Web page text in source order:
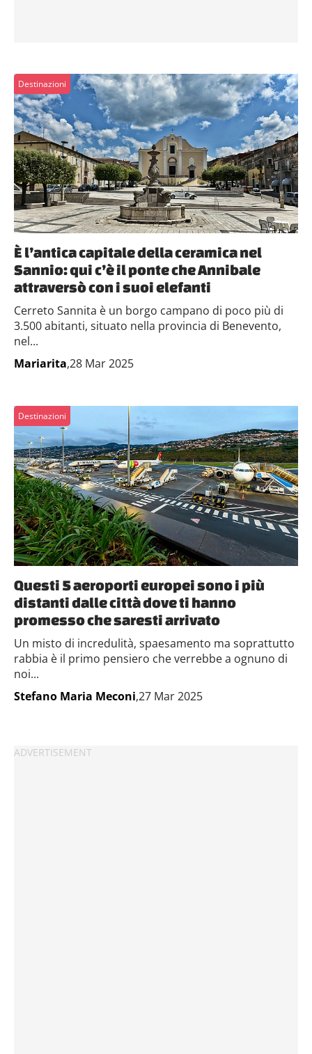
Destinazioni
È l’antica capitale della ceramica nel
Sannio: qui c’è il ponte che Annibale
attraversò con i suoi elefanti
Cerreto Sannita è un borgo campano di poco più di
3.500 abitanti, situato nella provincia di Benevento,
nel...
Mariarita,28 Mar 2025
Destinazioni
Questi 5 aeroporti europei sono i più
distanti dalle città dove ti hanno
promesso che saresti arrivato
Un misto di incredulità, spaesamento ma soprattutto
rabbia è il primo pensiero che verrebbe a ognuno di
noi...
Stefano Maria Meconi,27 Mar 2025